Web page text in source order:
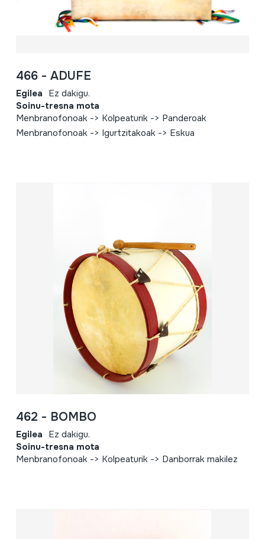
466 - ADUFE
Egilea Ez dakigu.
Soinu-tresna mota
Menbranofonoak -> Kolpeaturik -> Panderoak
Menbranofonoak -> Igurtzitakoak -> Eskua
462 - BOMBO
Egilea Ez dakigu.
Soinu-tresna mota
Menbranofonoak -> Kolpeaturik -> Danborrak makilez